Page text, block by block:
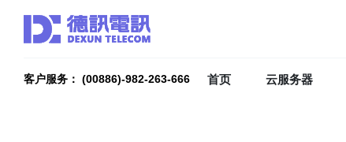
客户服务： (00886)-982-263-666 首页 云服务器